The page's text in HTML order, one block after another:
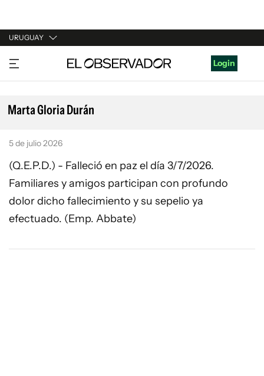
URUGUAY
URUGUAY
ARGENTINA
ESPAÑA
Login
Marta Gloria Durán
5 de julio 2026
(Q.E.P.D.) - Falleció en paz el día 3/7/2026.
Familiares y amigos participan con profundo
dolor dicho fallecimiento y su sepelio ya
efectuado. (Emp. Abbate)